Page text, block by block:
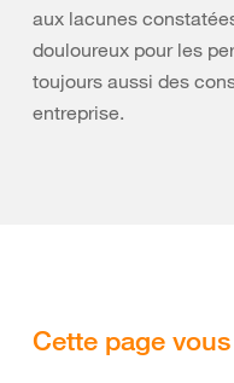
aux lacunes
douloureux pour les
toujours aussi des
entreprise.
Cette page